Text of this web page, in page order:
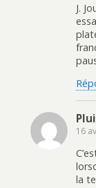
J.
16
la